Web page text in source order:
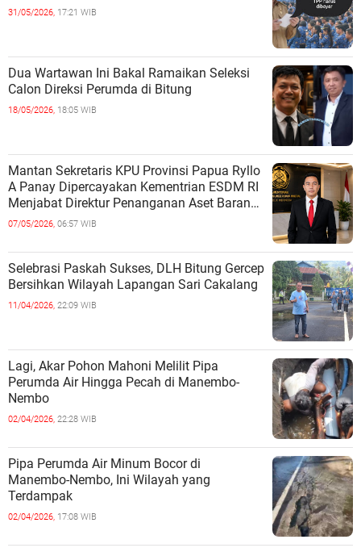
31/05/2026, 17:21 WIB
Dua Wartawan Ini Bakal Ramaikan Seleksi
Calon Direksi Perumda di Bitung
18/05/2026, 18:05 WIB
Mantan Sekretaris KPU Provinsi Papua Ryllo
A Panay Dipercayakan Kementrian ESDM RI
Menjabat Direktur Penanganan Aset Barang
Bukti
07/05/2026, 06:57 WIB
Selebrasi Paskah Sukses, DLH Bitung Gercep
Bersihkan Wilayah Lapangan Sari Cakalang
11/04/2026, 22:09 WIB
Lagi, Akar Pohon Mahoni Melilit Pipa
Perumda Air Hingga Pecah di Manembo-
Nembo
02/04/2026, 22:28 WIB
Pipa Perumda Air Minum Bocor di
Manembo-Nembo, Ini Wilayah yang
Terdampak
02/04/2026, 17:08 WIB